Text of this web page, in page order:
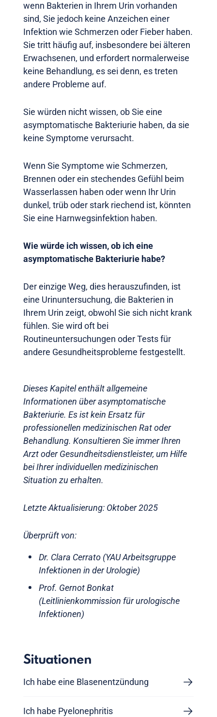
wenn Bakterien in Ihrem Urin vorhanden
sind, Sie jedoch keine Anzeichen einer
Infektion wie Schmerzen oder Fieber haben.
Sie tritt häufig auf, insbesondere bei älteren
Erwachsenen, und erfordert normalerweise
keine Behandlung, es sei denn, es treten
andere Probleme auf.
Sie würden nicht wissen, ob Sie eine
asymptomatische Bakteriurie haben, da sie
keine Symptome verursacht.
Wenn Sie Symptome wie Schmerzen,
Brennen oder ein stechendes Gefühl beim
Wasserlassen haben oder wenn Ihr Urin
dunkel, trüb oder stark riechend ist, könnten
Sie eine Harnwegsinfektion haben.
Wie würde ich wissen, ob ich eine
asymptomatische Bakteriurie habe?
Der einzige Weg, dies herauszufinden, ist
eine Urinuntersuchung, die Bakterien in
Ihrem Urin zeigt, obwohl Sie sich nicht krank
fühlen. Sie wird oft bei
Routineuntersuchungen oder Tests für
andere Gesundheitsprobleme festgestellt.
Dieses Kapitel enthält allgemeine
Informationen über asymptomatische
Bakteriurie. Es ist kein Ersatz für
professionellen medizinischen Rat oder
Behandlung. Konsultieren Sie immer Ihren
Arzt oder Gesundheitsdienstleister, um Hilfe
bei Ihrer individuellen medizinischen
Situation zu erhalten.
Letzte Aktualisierung: Oktober 2025
Überprüft von:
Dr. Clara Cerrato (YAU Arbeitsgruppe
Infektionen in der Urologie)
Prof. Gernot Bonkat
(Leitlinienkommission für urologische
Infektionen)
Situationen
Ich habe eine Blasenentzündung
Ich habe Pyelonephritis